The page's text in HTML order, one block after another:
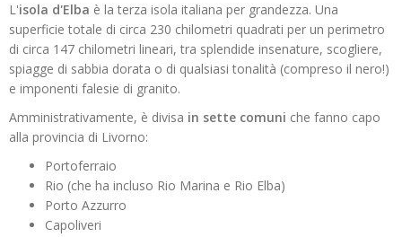
L'isola d'Elba è la terza isola italiana per grandezza. Una
superficie totale di circa 230 chilometri quadrati per un perimetro
di circa 147 chilometri lineari, tra splendide insenature, scogliere,
spiagge di sabbia dorata o di qualsiasi tonalità (compreso il nero!)
e imponenti falesie di granito.
Amministrativamente, è divisa in sette comuni che fanno capo
alla provincia di Livorno:
Portoferraio
Rio (che ha incluso Rio Marina e Rio Elba)
Porto Azzurro
Capoliveri